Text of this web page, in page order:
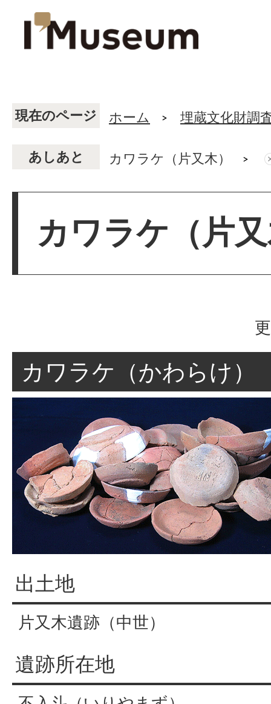
現在のページ ホーム 埋蔵文化財調
あしあと カワラケ（片又木）
カワラケ（片
カワラケ（かわらけ）
出土地
片又木遺跡（中世）
遺跡所在地